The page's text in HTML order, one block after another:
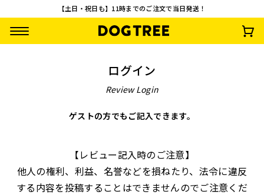
【土日・祝日も】11時までのご注文で当日発送！
スティック3種セッ
(税込)
【お一人様1回限
り・送料無料】おや
つお試し10点セッ
2,500 (税込)
ターキーアキレス M
約30g
¥1,485 (税込)
¥792 (税込)
ログイン
Review Login
ゲストの方でもご記入できます。
【レビュー記入時のご注意】
他人の権利、利益、名誉などを損ねたり、法令に違反
する内容を投稿することはできませんのでご注意くだ